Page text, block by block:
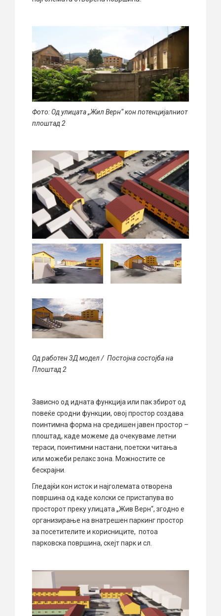
Фото: Од улицата „Жил Верн“ кон потенцијалниот
плоштад 2
Од работен 3Д модел / Постојна состојба на
Плоштад 2
Зависно од идната функција или пак збирот од
повеќе сродни функции, овој простор создава
поинтимна форма на средишен јавен простор –
плоштад, каде можеме да очекуваме летни
тераси, поинтимни настани, поетски читања
или можеби релакс зона. Можностите се
бескрајни.
Гледајќи кон исток и најголемата отворена
површина од каде колски се пристапува во
просторот преку улицата „Жив Верн“, згодно е
организирање на внатрешен паркинг простор
за посетителите и корисниците, потоа
парковска површина, скејт парк и сл.